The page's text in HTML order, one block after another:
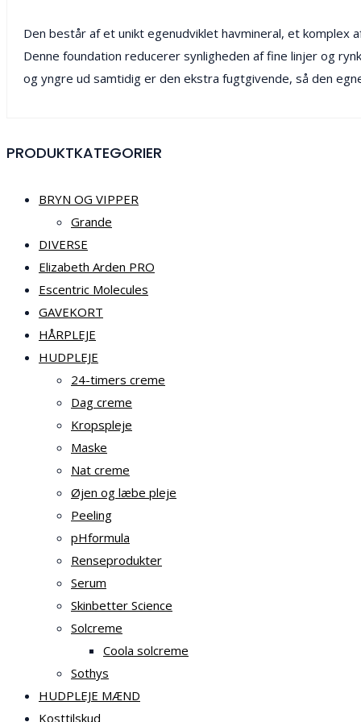
Den består af et unikt egenudviklet havmineral, et
Denne foundation reducerer synligheden af fine linjer og
og yngre ud samtidig er den ekstra fugtgivende, så den
PRODUKTKATEGORIER
BRYN OG VIPPER
Grande
DIVERSE
Elizabeth Arden PRO
Escentric Molecules
GAVEKORT
HÅRPLEJE
HUDPLEJE
24-timers creme
Dag creme
Kropspleje
Maske
Nat creme
Øjen og læbe pleje
Peeling
pHformula
Renseprodukter
Serum
Skinbetter Science
Solcreme
Coola solcreme
Sothys
HUDPLEJE MÆND
Kosttilskud